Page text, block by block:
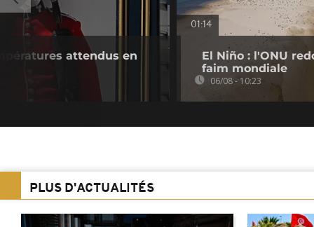
attendus en
01:14
El Niño : l'ONU
faim mondiale
06/08 - 10:23
PLUS D'ACTUALITÉS